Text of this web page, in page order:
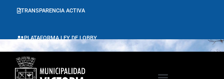
PLATAFORMA LEY DE LOBBY
TRANSPARENCIA ACTIVA